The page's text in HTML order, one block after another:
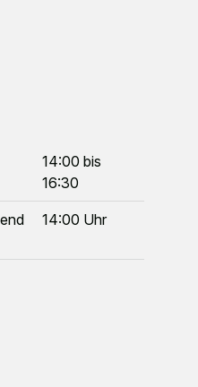
14:00 bis
16:30
14:00 Uhr